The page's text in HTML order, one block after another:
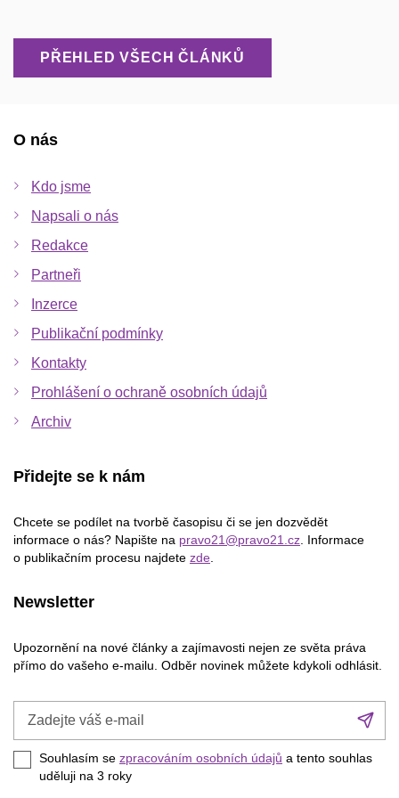
PŘEHLED VŠECH ČLÁNKŮ
O nás
Kdo jsme
Napsali o nás
Redakce
Partneři
Inzerce
Publikační podmínky
Kontakty
Prohlášení o ochraně osobních údajů
Archiv
Přidejte se k nám
Chcete se podílet na tvorbě časopisu či se jen dozvědět
informace o nás? Napište na pravo21@pravo21.cz . Informace
o publikačním procesu najdete zde
Newsletter
Upozornění na nové články a zajímavosti nejen ze světa práva
přímo do vašeho e-mailu. Odběr novinek můžete kdykoli odhlásit.
e-
mail
Souhlasím se zpracováním osobních údajů a tento souhlas
uděluji na 3 roky